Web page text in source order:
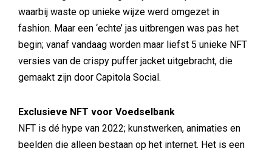
waarbij waste op unieke wijze werd omgezet in
fashion. Maar een ‘echte’ jas uitbrengen was pas het
begin; vanaf vandaag worden maar liefst 5 unieke NFT
versies van de crispy puffer jacket uitgebracht, die
gemaakt zijn door Capitola Social.
Exclusieve NFT voor Voedselbank
NFT is dé hype van 2022; kunstwerken, animaties en
beelden die alleen bestaan op het internet. Het is een